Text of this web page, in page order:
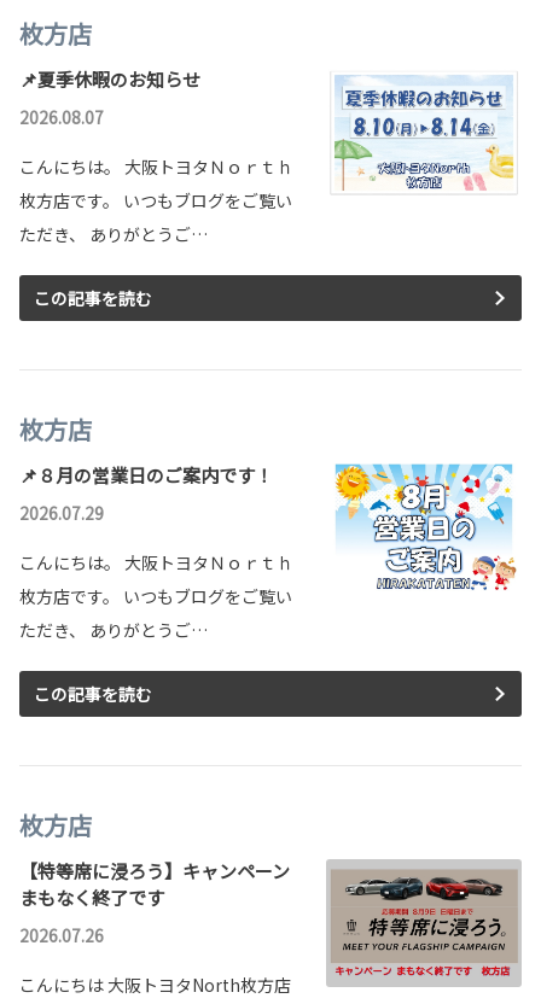
枚方店
📌夏季休暇のお知らせ
2026.08.07
こんにちは。 大阪トヨタＮｏｒｔｈ
枚方店です。 いつもブログをご覧い
ただき、 ありがとうご…
この記事を読む
枚方店
📌８月の営業日のご案内です！
2026.07.29
こんにちは。 大阪トヨタＮｏｒｔｈ
枚方店です。 いつもブログをご覧い
ただき、 ありがとうご…
この記事を読む
枚方店
【特等席に浸ろう】キャンペーン
まもなく終了です
2026.07.26
こんにちは 大阪トヨタNorth枚方店